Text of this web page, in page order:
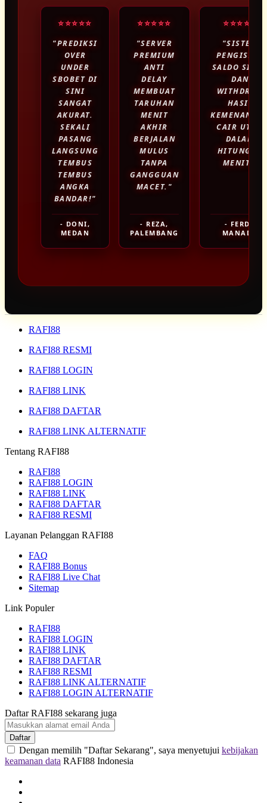
PASARAN HARIAN
PEMBONGKAR
BRANKAS BANDAR.
DISAJIKAN RUNTUT
DALAM TABEL GUNA
MEMUDAHKAN UPAYA
BONGKAR BRANKAS BANDAR PAKAI
OTAK
MALAM INI.
ANDA BISA
LANGSUNG MELIHAT
PASARAN TARUHAN
BOLA MALAM INI,
MENARIK
KESIMPULAN
RUMUSAN, LALU
MEMASANG
KOMBINASI PREDIKSI
ANDALAN ANDA.
DATA TINGKAT
TINGGI. PROSES
DEPOSIT DAN
PENARIKAN HASIL
KEMENANGAN DAPAT
DIJALANKAN MELALUI
BANK, E-WALLET,
SERTA QRIS DALAM
HITUNGAN MENIT,
MEMASTIKAN
KEGIATAN BERTARUH
⭐⭐⭐⭐⭐
"PREDIKSI
OVER
UNDER
SBOBET DI
SINI
SANGAT
AKURAT.
SEKALI
PASANG
LANGSUNG
TEMBUS
TEMBUS
ANGKA
BANDAR!"
- DONI,
MEDAN
⭐⭐⭐⭐⭐
"SERVER
PREMIUM
ANTI
DELAY
MEMBUAT
TARUHAN
MENIT
AKHIR
BERJALAN
MULUS
TANPA
GANGGUAN
MACET."
- REZA,
PALEMBANG
⭐⭐⭐⭐⭐
"SISTEM
PENGISIAN
SALDO
DAN
WITHDRAW
HASIL
CAIR UTUH
DALAM
HITUNGAN
MENIT."
- FERDI,
MANADO
RAFI88
RAFI88 RESMI
RAFI88 LOGIN
RAFI88 LINK
RAFI88 DAFTAR
RAFI88 LINK ALTERNATIF
Tentang RAFI88
RAFI88
RAFI88 LOGIN
RAFI88 LINK
RAFI88 DAFTAR
RAFI88 RESMI
Layanan Pelanggan RAFI88
FAQ
RAFI88 Bonus
RAFI88 Live Chat
Sitemap
Link Populer
RAFI88
RAFI88 LOGIN
RAFI88 LINK
RAFI88 DAFTAR
RAFI88 RESMI
RAFI88 LINK ALTERNATIF
RAFI88 LOGIN ALTERNATIF
Daftar RAFI88 sekarang juga
Daftar
Dengan memilih "Daftar Sekarang", saya menyetujui kebijakan
keamanan data RAFI88 Indonesia